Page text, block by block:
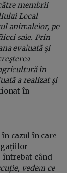
membrii
Local
animalelor, pe
sale. Prin
evaluată şi
în
a realizat şi
în
cazul în care
întrebat când
vedem ce